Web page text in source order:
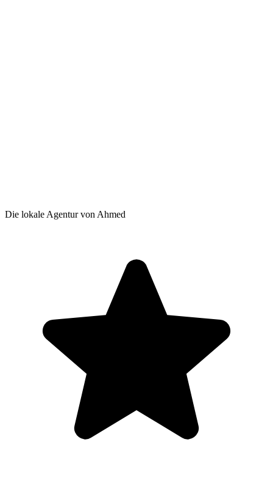
Die lokale Agentur von Ahmed